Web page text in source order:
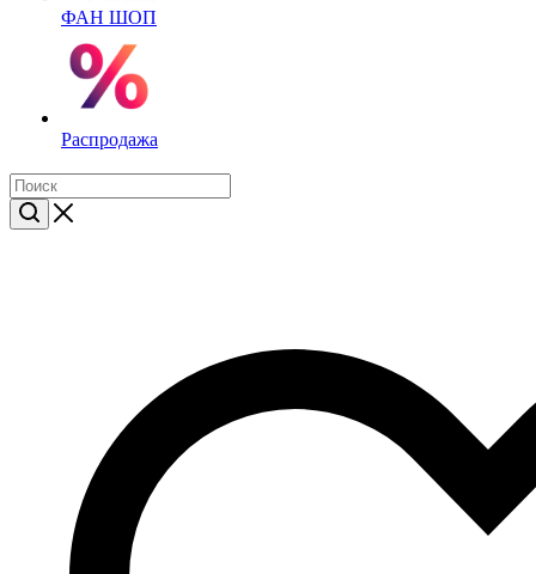
ФАН ШОП
Распродажа